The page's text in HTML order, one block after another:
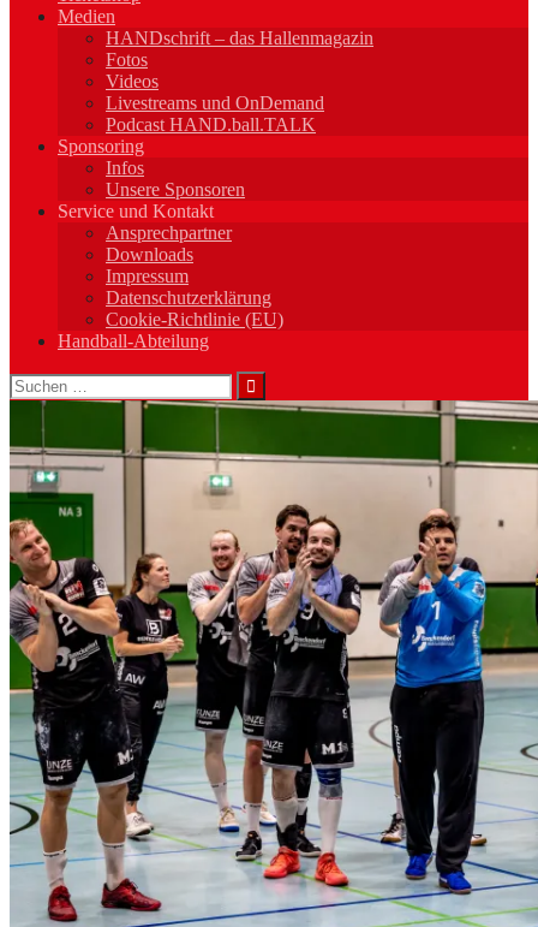
Medien
HANDschrift – das Hallenmagazin
Fotos
Videos
Livestreams und OnDemand
Podcast HAND.ball.TALK
Sponsoring
Infos
Unsere Sponsoren
Service und Kontakt
Ansprechpartner
Downloads
Impressum
Datenschutzerklärung
Cookie-Richtlinie (EU)
Handball-Abteilung
Suchen
nach: